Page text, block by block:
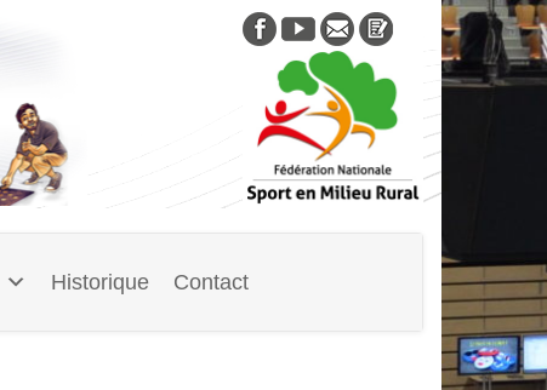
Historique Contact